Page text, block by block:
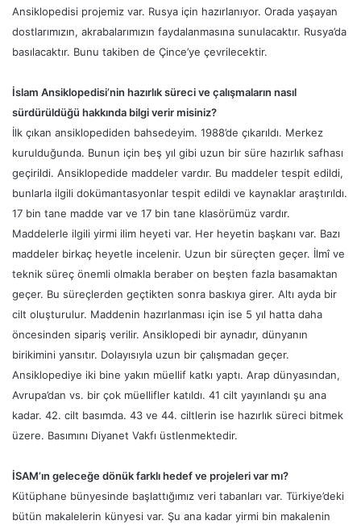
Ansiklopedisi projemiz var. Rusya için hazırlanıyor. Orada yaşayan
dostlarımızın, akrabalarımızın faydalanmasına sunulacaktır. Rusya’da
basılacaktır. Bunu takiben de Çince’ye çevrilecektir.
İslam Ansiklopedisi’nin hazırlık süreci ve çalışmaların nasıl
sürdürüldüğü hakkında bilgi verir misiniz?
İlk çıkan ansiklopediden bahsedeyim. 1988’de çıkarıldı. Merkez
kurulduğunda. Bunun için beş yıl gibi uzun bir süre hazırlık safhası
geçirildi. Ansiklopedide maddeler vardır. Bu maddeler tespit edildi,
bunlarla ilgili dokümantasyonlar tespit edildi ve kaynaklar araştırıldı.
17 bin tane madde var ve 17 bin tane klasörümüz vardır.
Maddelerle ilgili yirmi ilim heyeti var. Her heyetin başkanı var. Bazı
maddeler birkaç heyetle incelenir. Uzun bir süreçten geçer. İlmî ve
teknik süreç önemli olmakla beraber on beşten fazla basamaktan
geçer. Bu süreçlerden geçtikten sonra baskıya girer. Altı ayda bir
cilt oluşturulur. Maddenin hazırlanması için ise 5 yıl hatta daha
öncesinden sipariş verilir. Ansiklopedi bir aynadır, dünyanın
birikimini yansıtır. Dolayısıyla uzun bir çalışmadan geçer.
Ansiklopediye iki bine yakın müellif katkı yaptı. Arap dünyasından,
Avrupa’dan vs. bir çok müellifler katıldı. 41 cilt yayınlandı şu ana
kadar. 42. cilt basımda. 43 ve 44. ciltlerin ise hazırlık süreci bitmek
üzere. Basımını Diyanet Vakfı üstlenmektedir.
İSAM’ın geleceğe dönük farklı hedef ve projeleri var mı?
Kütüphane bünyesinde başlattığımız veri tabanları var. Türkiye’deki
bütün makalelerin künyesi var. Şu ana kadar yirmi bin makalenin